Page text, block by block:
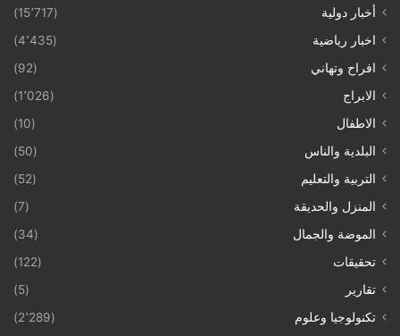
أخبار دولية
(15٬717)
اخبار رياضية
(4٬435)
افراح وتهاني
(92)
الابراج
(1٬026)
الاطفال
(10)
البلدية والناس
(50)
التربية والتعليم
(52)
المنزل والحديقة
(7)
الموضة والجمال
(34)
تحقيقات
(122)
تقارير
(5)
تكنولوجيا وعلوم
(2٬289)